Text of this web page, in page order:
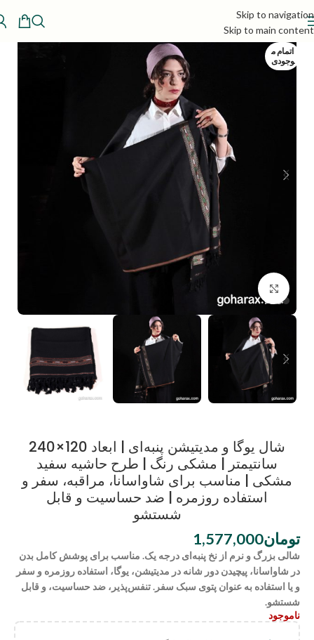
Skip to navigation
Skip to main content
اتمام م
وجودی
بزرگنمایی تصویر
شال یوگا و مدیتیشن پنبه‌ای | ابعاد 120×240
سانتیمتر | مشکی رنگ | طرح حاشیه سفید
مشکی | مناسب برای شاواسانا، مراقبه، سفر و
استفاده روزمره | ضد حساسیت و قابل
شستشو
تومان1,577,000
شالی بزرگ و نرم از نخ پنبه‌ای درجه یک. مناسب برای پوشش کامل بدن
در شاواسانا، پیچیدن دور شانه در مدیتیشن، یوگا، استفاده روزمره و سفر
و یا استفاده به عنوان پتوی سبک سفر. تنفس‌پذیر، ضد حساسیت، و قابل
شستشو.
ناموجود